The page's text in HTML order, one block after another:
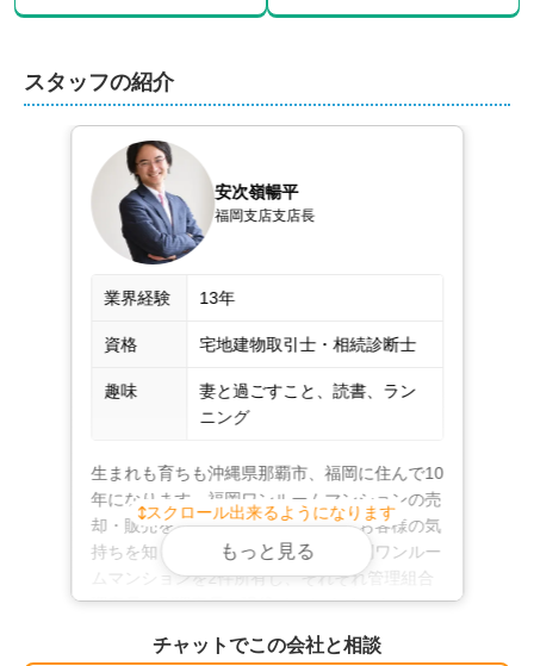
案件でも真摯に取り組み、問題解決と高値売却成功に向
度ご相談ください。
様々な士業と提携し、税務や法律面からもサポ
ートします！！
弊社では、弁護士や税理士、司法書士といった専門家と
も連携しております。通常の売却だけでなく、相続によ
る売却など様々な事情が絡む案件も安心してお任せくだ
ご相談や査定は無料。もちろん守秘義務も厳守いたしま
出張やオンライン相談もお受けいたします。ご遠慮なく
お申し付けください。
毎年開催する「望年会」には多くのお客様にご参加いた
だくなど、ご縁があった方々との交流を大切にしており
ます。豊富な経験と確かな実績で、一生涯のお付き合い
ができる関係づくりを目指してまいりますので、福岡の
不動産売却は、ぜひ弊社にお任せください。
スタッフの紹介
安次嶺暢平
福岡支店支店長
業界経験 13年
資格 宅地建物取引士・相続診断士
趣味
妻と過ごすこと、読書、ラン
ニング
生まれも育ちも沖縄県那覇市、福岡に住んで10
年になります。福岡ワンルームマンションの売
却・販売を専門に歩んできました。お客様の気
持ちを知りたいと思い、自分でも福岡ワンルー
ムマンションを2件所有し、それぞれ管理組合
理事長・副理事長を現役でつとめています。お
客様の視点に立ったアドバイスが強みなので、
ぜひご相談いただけると幸いです。心からお待
スクロール出来るようになります
もっと見る
チャットでこの会社と相談